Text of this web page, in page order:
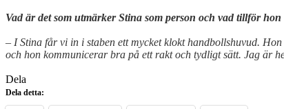
Vad är det som utmärker Stina som person och vad tillför hon
– I Stina får vi in i staben ett mycket klokt handbollshuvud.
och hon kommunicerar bra på ett rakt och tydligt sätt. Jag är
Dela
Dela detta: